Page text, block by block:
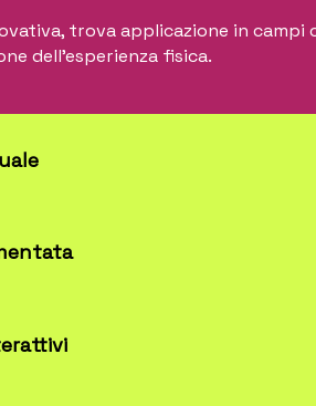
Virtuale, immerge
Aumentata, introduce elementi
trova applicazione in
dell’esperienza fisica.